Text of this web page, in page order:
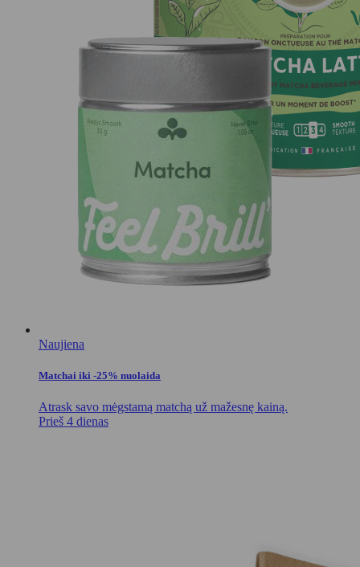
Naujiena
Matchai iki -25% nuolaida
Atrask savo mėgstamą matchą už mažesnę kainą.
Prieš 4 dienas